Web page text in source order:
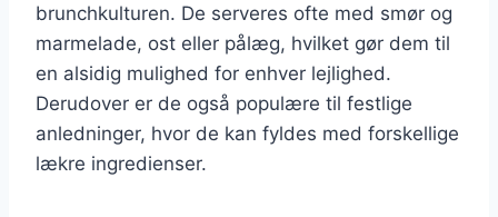
brunchkulturen. De serveres ofte med smør og
marmelade, ost eller pålæg, hvilket gør dem til
en alsidig mulighed for enhver lejlighed.
Derudover er de også populære til festlige
anledninger, hvor de kan fyldes med forskellige
lækre ingredienser.